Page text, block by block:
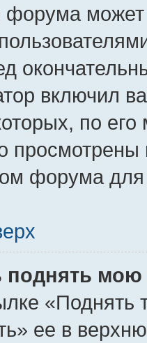
форума
включил
по
форума
поднять мою
«Поднять
ее в